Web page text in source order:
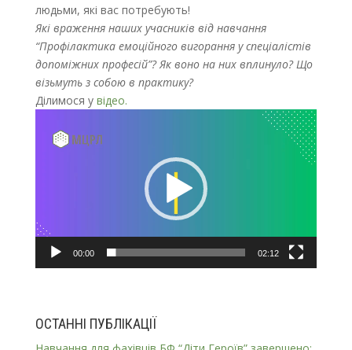
людьми, які вас потребують!
Які враження наших учасників від навчання
“Профілактика емоційного вигорання у спеціалістів
допоміжних професій”? Як воно на них вплинуло? Що
візьмуть з собою в практику?
Ділимося у відео.
00:00 02:12
ОСТАННІ ПУБЛІКАЦІЇ